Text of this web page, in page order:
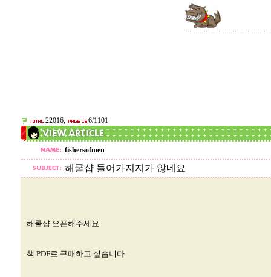
22016, 6/1101
fishersofmen
해쿨샵 들어가지지가 않네요
해쿨샵 오픈해주세요
책 PDF로 구매하고 싶습니다.